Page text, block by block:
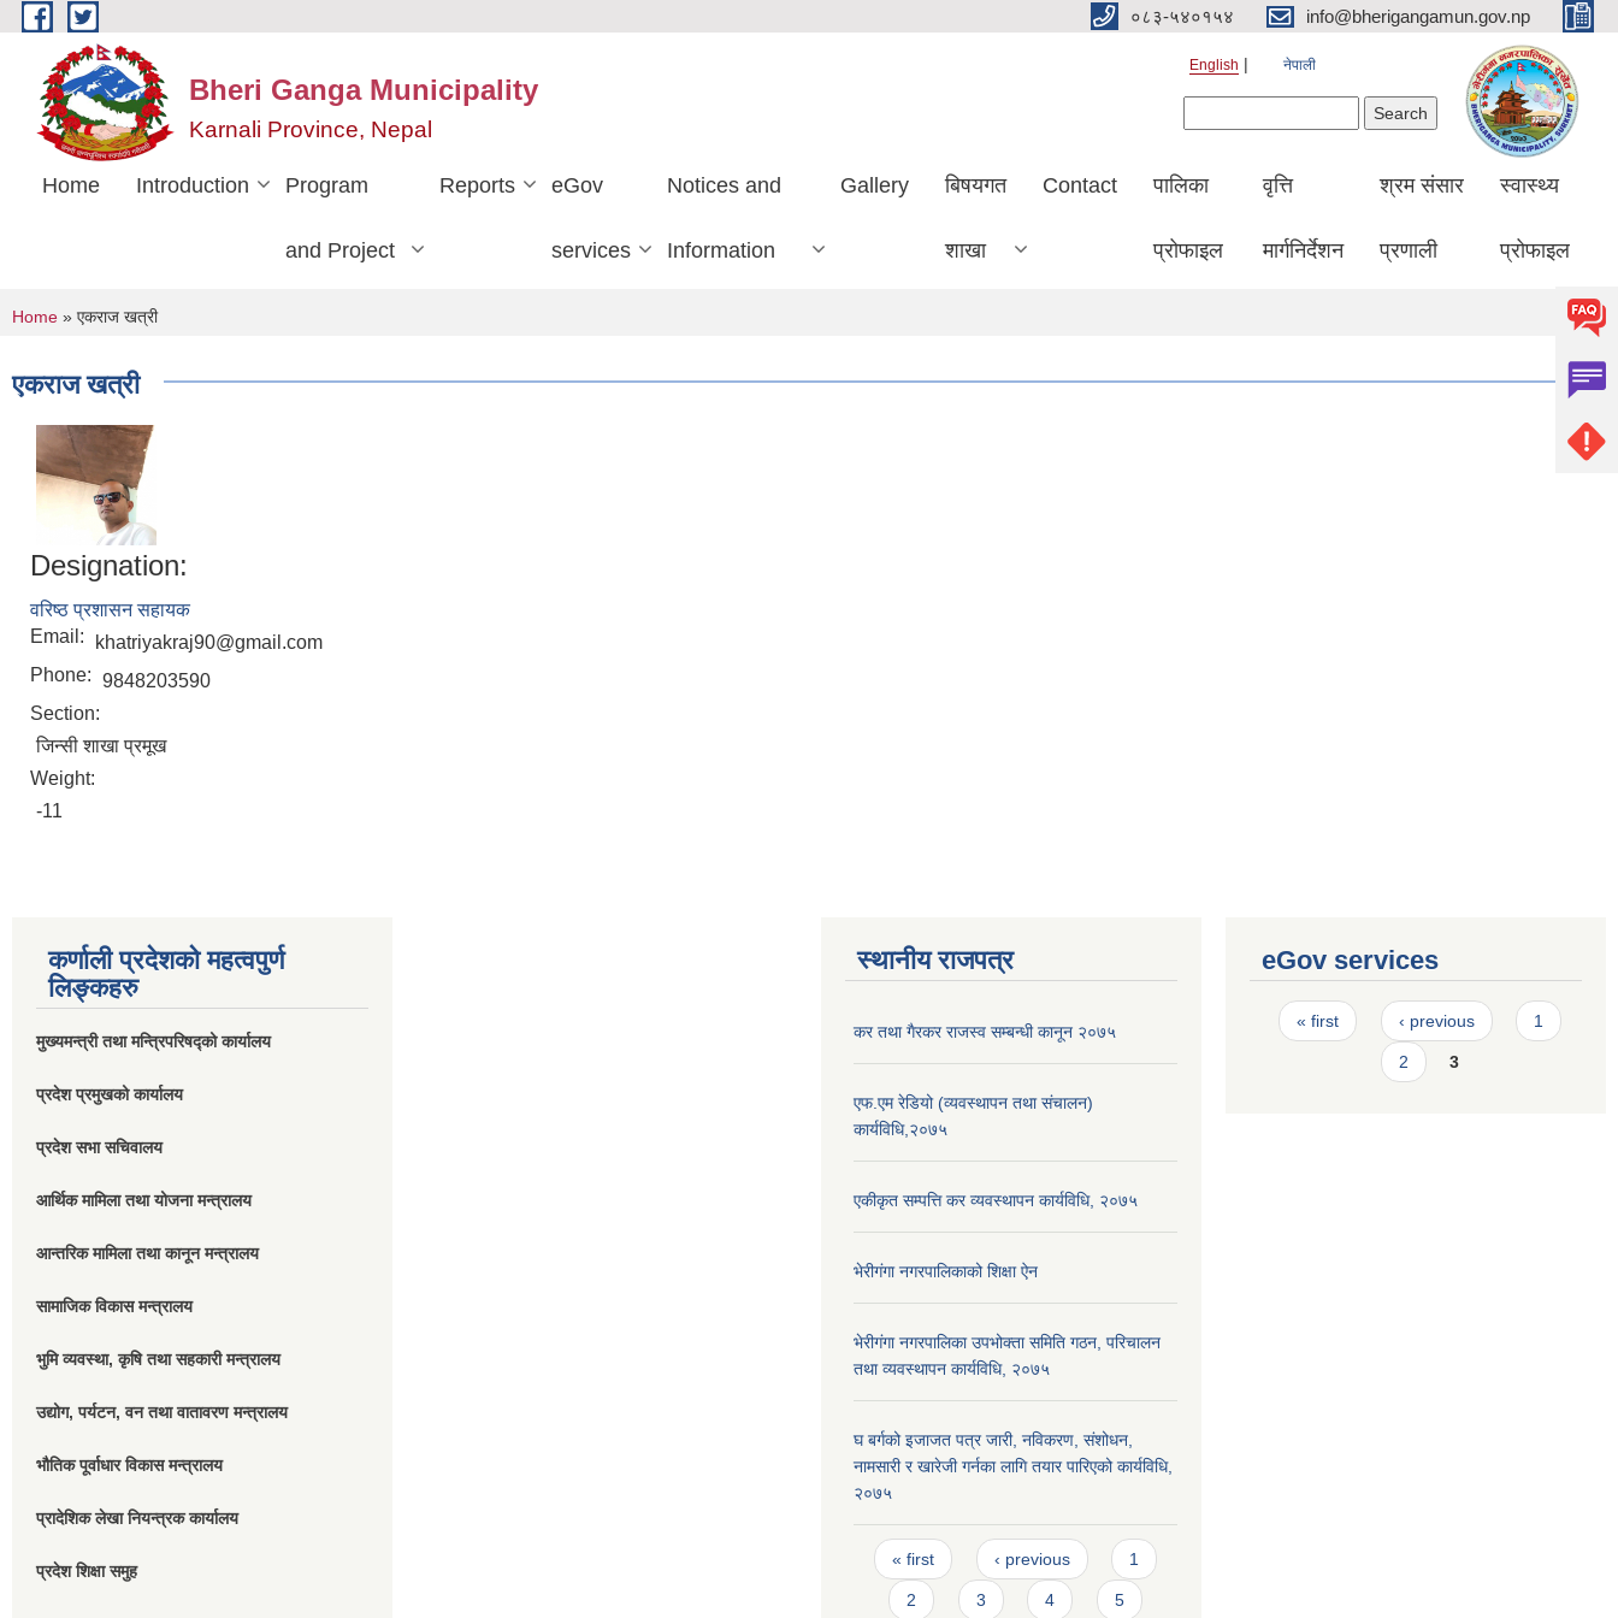
Skip to main content ०८३-५४०१५४ info@bherigangamun.gov.np
Bheri Ganga Municipality
Karnali Province, Nepal
English नेपाली
Home Introduction Program
and Project
Reports eGov
services
Notices and
Information
Gallery बिषयगत
शाखा
Contact पालिका
प्रोफाइल
वृत्ति
मार्गनिर्देशन
श्रम संसार
प्रणाली
स्वास्थ्य
प्रोफाइल
You are here
Home » एकराज खत्री
एकराज खत्री
Designation:
वरिष्ठ प्रशासन सहायक
Email:
khatriyakraj90@gmail.com
Phone: 9848203590
Section:
जिन्सी शाखा प्रमूख
Weight:
-11
कर्णाली प्रदेशको महत्वपुर्ण
लिङ्कहरु
मुख्यमन्त्री तथा मन्त्रिपरिषद्को कार्यालय
प्रदेश प्रमुखको कार्यालय
प्रदेश सभा सचिवालय
आर्थिक मामिला तथा योजना मन्त्रालय
आन्तरिक मामिला तथा कानून मन्त्रालय
सामाजिक विकास मन्त्रालय
भुमि व्यवस्था, कृषि तथा सहकारी मन्त्रालय
उद्योग, पर्यटन, वन तथा वातावरण मन्त्रालय
भौतिक पूर्वाधार विकास मन्त्रालय
प्रादेशिक लेखा नियन्त्रक कार्यालय
प्रदेश शिक्षा समुह
स्थानीय राजपत्र
कर तथा गैरकर राजस्व सम्बन्धी कानून २०७५
एफ.एम रेडियो (व्यवस्थापन तथा संचालन)
कार्यविधि,२०७५
एकीकृत सम्पत्ति कर व्यवस्थापन कार्यविधि, २०७५
भेरीगंगा नगरपालिकाको शिक्षा ऐन
भेरीगंगा नगरपालिका उपभोक्ता समिति गठन, परिचालन
तथा व्यवस्थापन कार्यविधि, २०७५
घ बर्गको इजाजत पत्र जारी, नविकरण, संशोधन,
नामसारी र खारेजी गर्नका लागि तयार पारिएको कार्यविधि,
२०७५
Pages
« first ‹ previous 1
2 3 4 5
eGov services
Pages
« first ‹ previous 1
2 3